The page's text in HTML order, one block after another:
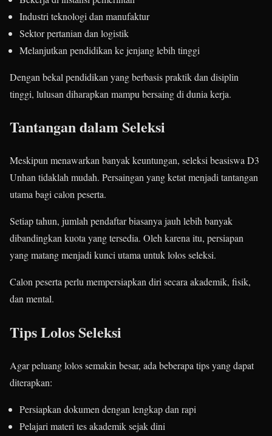
Industri teknologi dan manufaktur
Sektor pertanian dan logistik
Melanjutkan pendidikan ke jenjang lebih tinggi
Dengan bekal pendidikan yang berbasis praktik dan disiplin
tinggi, lulusan diharapkan mampu bersaing di dunia kerja.
Tantangan dalam Seleksi
Meskipun menawarkan banyak keuntungan, seleksi beasiswa D3
Unhan tidaklah mudah. Persaingan yang ketat menjadi tantangan
utama bagi calon peserta.
Setiap tahun, jumlah pendaftar biasanya jauh lebih banyak
dibandingkan kuota yang tersedia. Oleh karena itu, persiapan
yang matang menjadi kunci utama untuk lolos seleksi.
Calon peserta perlu mempersiapkan diri secara akademik, fisik,
dan mental.
Tips Lolos Seleksi
Agar peluang lolos semakin besar, ada beberapa tips yang dapat
diterapkan:
Persiapkan dokumen dengan lengkap dan rapi
Pelajari materi tes akademik sejak dini